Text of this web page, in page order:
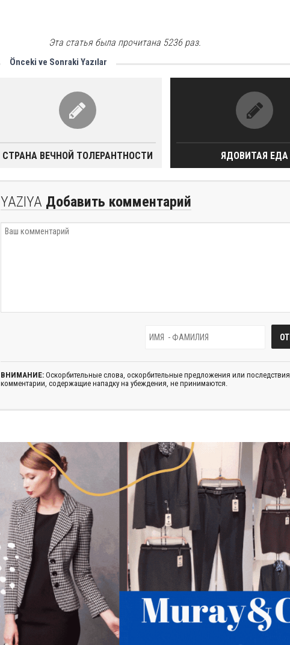
Эта статья была прочитана 5236 раз.
Önceki ve Sonraki Yazılar
СТРАНА ВЕЧНОЙ ТОЛЕРАНТНОСТИ ЯДОВИТАЯ ЕДА
YAZIYA Добавить комментарий
ВНИМАНИЕ: Оскорбительные слова, оскорбительные предложения или последствия,
комментарии, содержащие нападку на убеждения, не принимаются.